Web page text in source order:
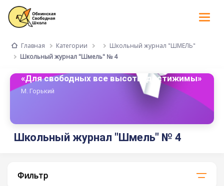
Главная Категории
Школьный журнал "ШМЕЛЬ"
Школьный журнал "Шмель" № 4
«Для свободных все высоты достижимы»
М. Горький
Школьный журнал "Шмель" № 4
Фильтр